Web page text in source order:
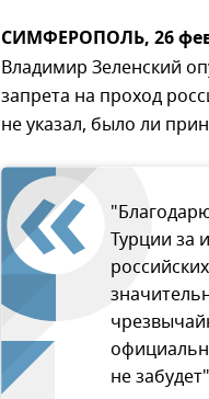
СИМФЕРОПОЛЬ, 26
Владимир Зеленский
запрета на проход
не указал, было ли
Турции за
не